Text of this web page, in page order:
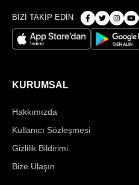
BİZİ TAKİP EDİN
KURUMSAL
Hakkımızda
Kullanıcı Sözleşmesi
Gizlilik Bildirimi
Bize Ulaşın